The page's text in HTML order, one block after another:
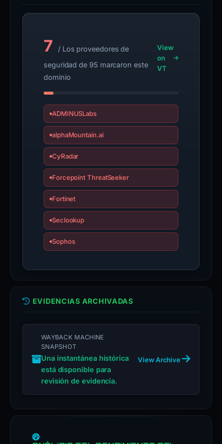
7
/ Los proveedores de
seguridad de 95 marcaron este
dominio
View
on
VT
ADMINUSLabs
alphaMountain.ai
CyRadar
Forcepoint ThreatSeeker
Fortinet
Seclookup
Sophos
EVIDENCIAS ARCHIVADAS
WAYBACK MACHINE
SNAPSHOT
Una instantánea histórica
está disponible para
revisión de evidencia.
View Archive